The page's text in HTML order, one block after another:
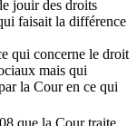
jouir des droits
faisait la différence
qui concerne le droit
mais qui
la Cour en ce qui